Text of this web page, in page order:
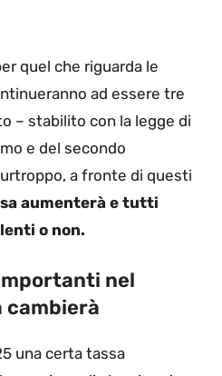
quel che riguarda le
ad essere tre
– stabilito con la legge di
e del secondo
a fronte di questi
aumenterà e tutti
o non.
nel
cambierà
una certa tassa